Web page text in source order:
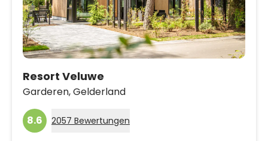
Resort Veluwe
Garderen,Gelderland
8.6 2057 Bewertungen